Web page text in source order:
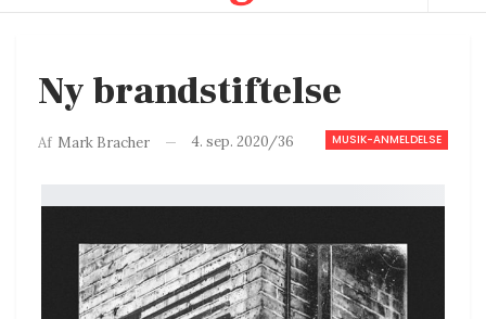
Ny brandstiftelse
MUSIK-ANMELDELSE
Af Mark Bracher 4. sep. 2020/36